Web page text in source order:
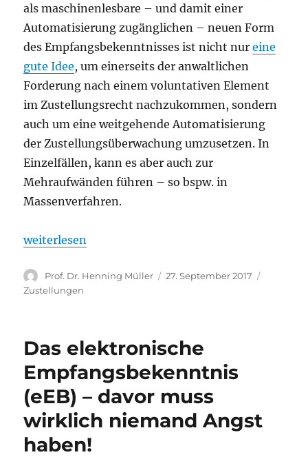
als maschinenlesbare – und damit einer
Automatisierung zugänglichen – neuen Form
des Empfangsbekenntnisses ist nicht nureine
gute Idee, um einerseits der anwaltlichen
Forderung nach einem voluntativen Element
im Zustellungsrecht nachzukommen, sondern
auch um eine weitgehende Automatisierung
der Zustellungsüberwachung umzusetzen. In
Einzelfällen, kann es aber auch zur
Mehraufwänden führen – so bspw. in
Massenverfahren.
„Massenverfahren und eEB: Das voluntative
weiterlesen
Autor
Prof. Dr. Henning Müller
Veröffentlicht
27. September 2017
Zustellungen
Das elektronische
Empfangsbekenntnis
(eEB) – davor muss
wirklich niemand Angst
haben!